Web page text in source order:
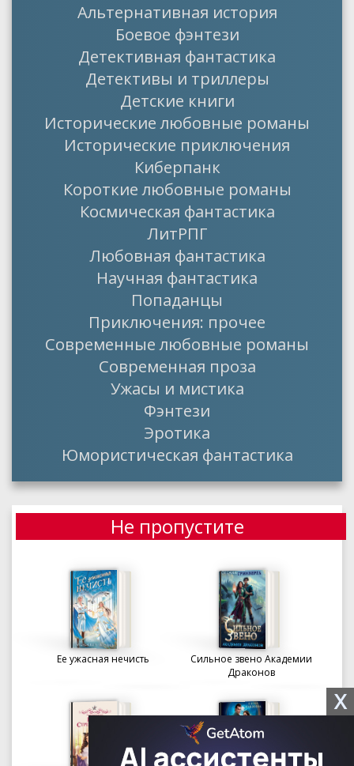
Альтернативная история
Боевое фэнтези
Детективная фантастика
Детективы и триллеры
Детские книги
Исторические любовные романы
Исторические приключения
Киберпанк
Короткие любовные романы
Космическая фантастика
ЛитРПГ
Любовная фантастика
Научная фантастика
Попаданцы
Приключения: прочее
Современные любовные романы
Современная проза
Ужасы и мистика
Фэнтези
Эротика
Юмористическая фантастика
Не пропустите
Ее ужасная нечисть
Сильное звено Академии
Драконов
X